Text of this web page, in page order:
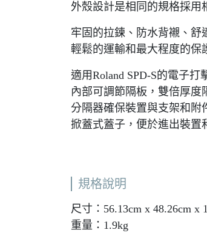
外殼設計是相同的規格採用
牢固的拉鍊、防水背襯、舒
輕鬆的運輸和最大程度的保
適用Roland SPD-S的電子打
內部可調節隔板，雙倍厚度
分隔器確保裝置與支架和附
掀蓋式蓋子，便於進出裝置
規格說明
尺寸：56.13cm x 48.26cm x
重量：1.9kg